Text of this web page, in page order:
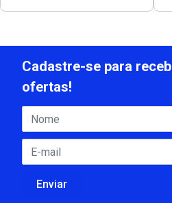
Cadastre-se para
ofertas!